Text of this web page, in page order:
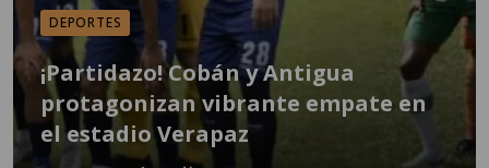
DEPORTES
¡Partidazo! Cobán y Antigua
protagonizan vibrante empate en
el estadio Verapaz